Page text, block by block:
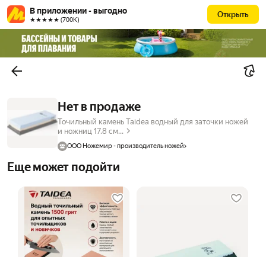
В приложении - выгодно
★★★★★ (700К)
Открыть
Нет в продаже
Точильный камень Taidea водный для заточки ножей
и ножниц 17.8 см...
ООО Ножемир - производитель ножей
Еще может подойти